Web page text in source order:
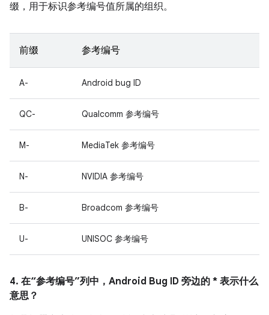
缀，用于标识参考编号值所属的组织。
前缀 参考编号
A- Android bug ID
QC- Qualcomm 参考编号
M- MediaTek 参考编号
N- NVIDIA 参考编号
B- Broadcom 参考编号
U- UNISOC 参考编号
4. 在“参考编号”列中，Android Bug ID 旁边的 * 表示什么
意思？